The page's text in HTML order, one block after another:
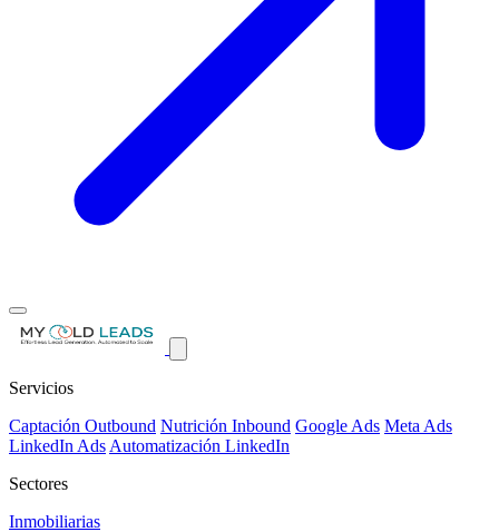
Servicios
Captación Outbound Nutrición Inbound Google Ads Meta Ads
LinkedIn Ads Automatización LinkedIn
Sectores
Inmobiliarias